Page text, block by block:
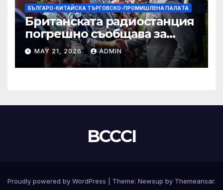
БЪЛГАРО-КИТАЙСКА ТЪРГОВСКО-ПРОМИШЛЕНА ПАЛAТА
Британската радиостанция
погрешно съобщава за
смъртта на крал Чарлз
MAY 21, 2026 ADMIN
BCCCI
Proudly powered by WordPress Theme: Newsup by Themeansar.